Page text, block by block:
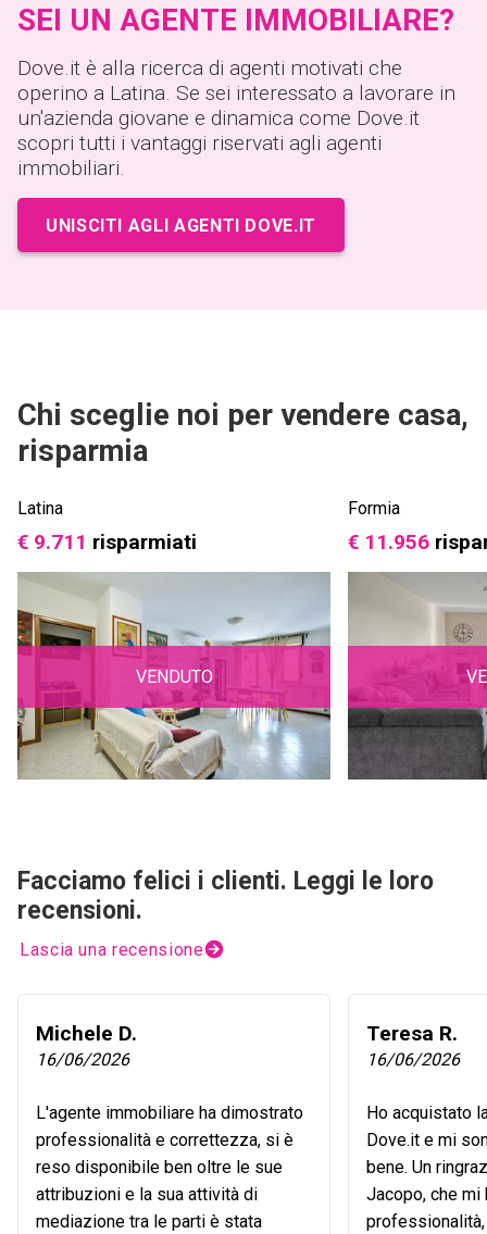
SEI UN AGENTE IMMOBILIARE?
Dove.it è alla ricerca di agenti motivati che
operino a Latina. Se sei interessato a lavorare in
un'azienda giovane e dinamica come Dove.it
scopri tutti i vantaggi riservati agli agenti
immobiliari.
UNISCITI AGLI AGENTI DOVE.IT
Chi sceglie noi per vendere casa,
risparmia
Latina
€ 9.711 risparmiati
VENDUTO
Formia
€ 11.956
Facciamo felici i clienti. Leggi le loro
recensioni.
Lascia una recensione
Michele D.
16/06/2026
L'agente immobiliare ha dimostrato
professionalità e correttezza, si è
reso disponibile ben oltre le sue
attribuzioni e la sua attività di
mediazione tra le parti è stata
Teresa R.
16/06/2026
Ho acquistato
Dove.it e mi
bene. Un
Jacopo, che mi